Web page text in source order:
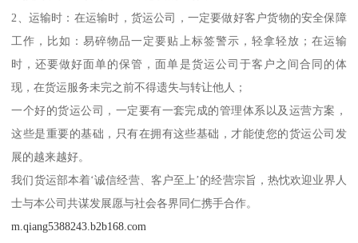
2、运输时：在运输时，货运公司，一定要做好客户货物的安全保障
工作，比如：易碎物品一定要贴上标签警示，轻拿轻放；在运输
时，还要做好面单的保管，面单是货运公司于客户之间合同的体
现，在货运服务未完之前不得遗失与转让他人；
一个好的货运公司，一定要有一套完成的管理体系以及运营方案，
这些是重要的基础，只有在拥有这些基础，才能使您的货运公司发
展的越来越好。
我们货运部本着‘诚信经营、客户至上’的经营宗旨，热忱欢迎业界人
士与本公司共谋发展愿与社会各界同仁携手合作。
m.qiang5388243.b2b168.com